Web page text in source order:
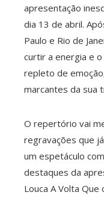
apresentação
dia 13 de abril.
Paulo e Rio de
curtir a energia e
repleto de
marcantes da sua
O repertório vai
regravações que
um espetáculo
destaques da
Louca A Volta Que